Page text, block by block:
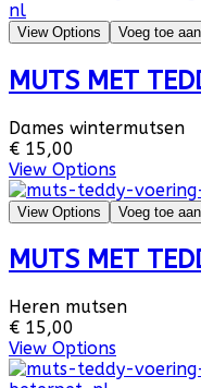
View Options Voeg toe
MUTS MET
Dames wintermutsen
€ 15,00
View Options
View Options Voeg toe
MUTS MET
Heren mutsen
€ 15,00
View Options